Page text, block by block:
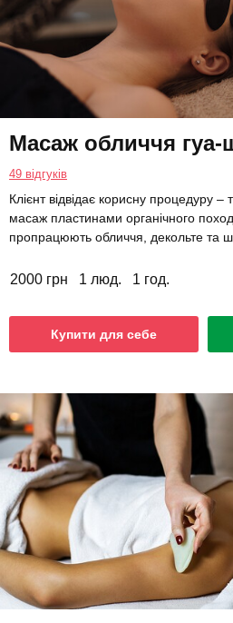
Масаж обличчя гуа-
49 відгуків
Клієнт відвідає корисну процедуру –
масаж пластинами органічного
пропрацюють обличчя, декольте та
2000 грн 1 люд. 1 год.
Купити для себе